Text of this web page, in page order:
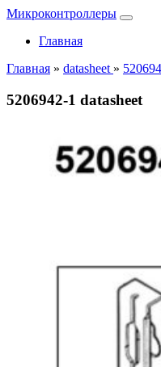
Микроконтроллеры
Главная
Главная » datasheet »
5206942-1 datasheet